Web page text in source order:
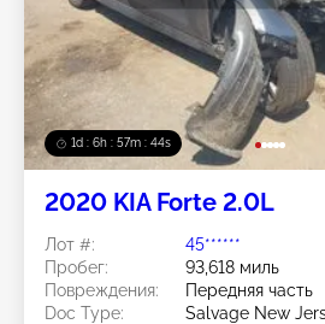
1d : 6h : 57m : 41s
2020 KIA Forte 2.0L
Лот #:
45******
Пробег:
93,618 миль
Повреждения:
Передняя часть
Doc Type:
Salvage New